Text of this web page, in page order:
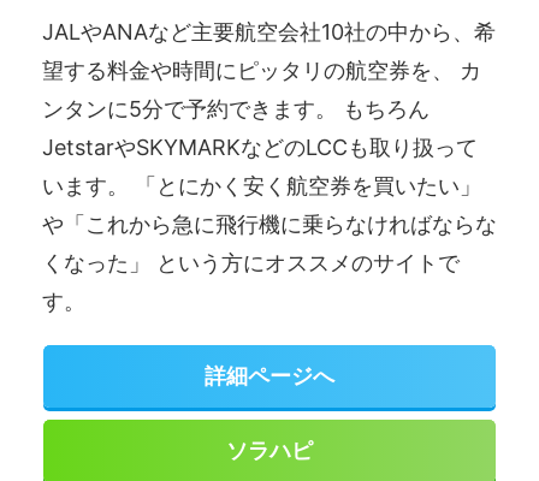
JALやANAなど主要航空会社10社の中から、希
望する料金や時間にピッタリの航空券を、 カ
ンタンに5分で予約できます。 もちろん
JetstarやSKYMARKなどのLCCも取り扱って
います。 「とにかく安く航空券を買いたい」
や「これから急に飛行機に乗らなければならな
くなった」 という方にオススメのサイトで
す。
詳細ページへ
ソラハピ